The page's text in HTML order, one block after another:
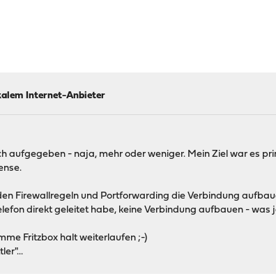
Internet-Anbieter
aufgegeben - naja, mehr oder weniger. Mein Ziel war es
Firewallregeln und Portforwarding die Verbindung
direkt geleitet habe, keine Verbindung aufbauen - was
Fritzbox halt weiterlaufen ;-)